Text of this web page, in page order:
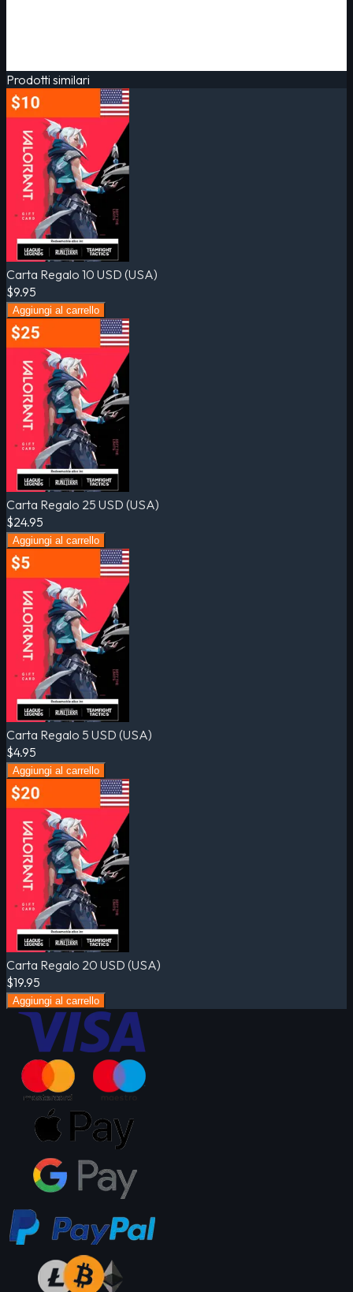
Prodotti similari
Carta Regalo 10 USD (USA)
$9.95
Aggiungi al carrello
Carta Regalo 25 USD (USA)
$24.95
Aggiungi al carrello
Carta Regalo 5 USD (USA)
$4.95
Aggiungi al carrello
Carta Regalo 20 USD (USA)
$19.95
Aggiungi al carrello